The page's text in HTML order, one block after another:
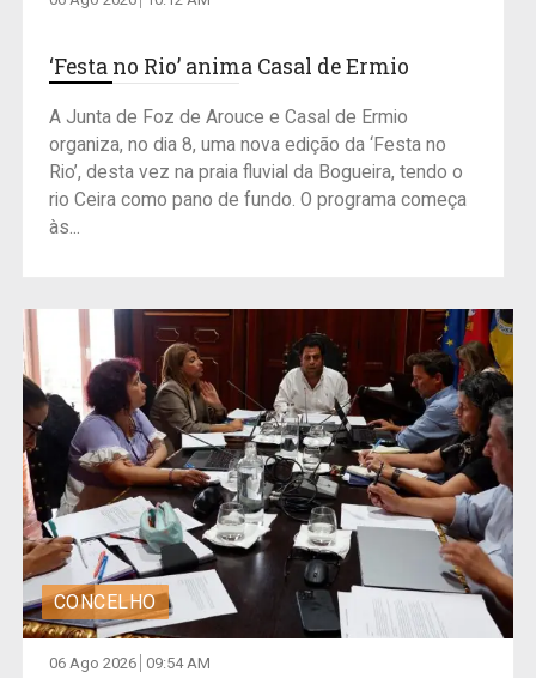
‘Festa no Rio’ anima Casal de Ermio
A Junta de Foz de Arouce e Casal de Ermio
organiza, no dia 8, uma nova edição da ‘Festa no
Rio’, desta vez na praia fluvial da Bogueira, tendo o
rio Ceira como pano de fundo. O programa começa
às...
CONCELHO
06 Ago 2026 09:54 AM